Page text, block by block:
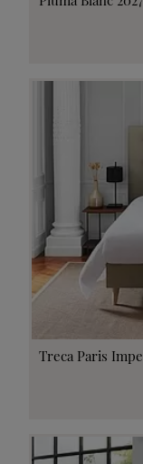
Treca Paris